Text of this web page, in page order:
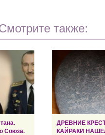
также:
Союза.
ДРЕВНИЕ
КАЙРАКИ